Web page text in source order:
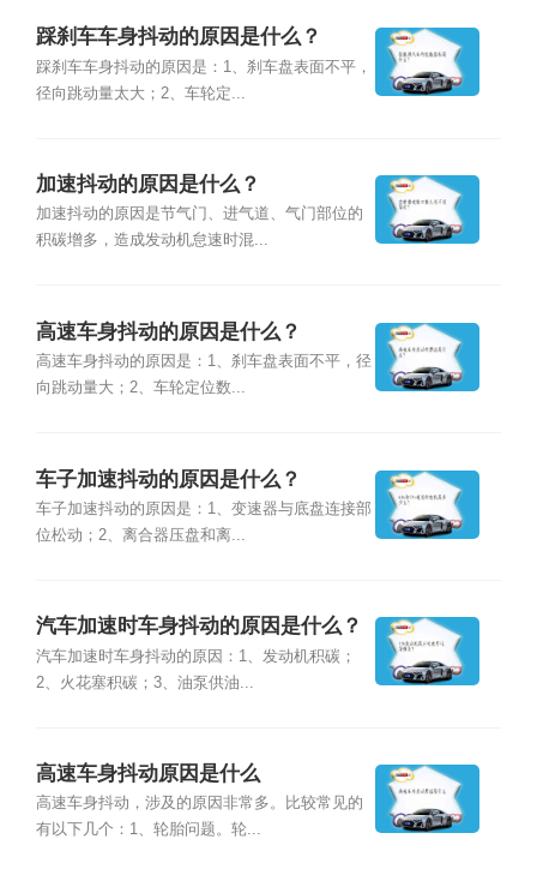
踩刹车车身抖动的原因是什么？
踩刹车车身抖动的原因是：1、刹车盘表面不平，
径向跳动量太大；2、车轮定...
加速抖动的原因是什么？
加速抖动的原因是节气门、进气道、气门部位的
积碳增多，造成发动机怠速时混...
高速车身抖动的原因是什么？
高速车身抖动的原因是：1、刹车盘表面不平，径
向跳动量大；2、车轮定位数...
车子加速抖动的原因是什么？
车子加速抖动的原因是：1、变速器与底盘连接部
位松动；2、离合器压盘和离...
汽车加速时车身抖动的原因是什么？
汽车加速时车身抖动的原因：1、发动机积碳；
2、火花塞积碳；3、油泵供油...
高速车身抖动原因是什么
高速车身抖动，涉及的原因非常多。比较常见的
有以下几个：1、轮胎问题。轮...